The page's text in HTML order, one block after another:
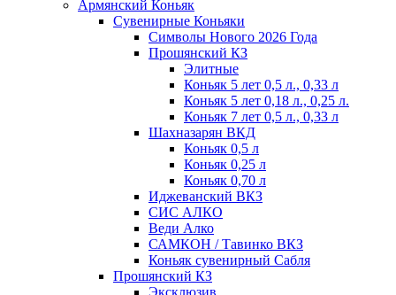
Армянский Коньяк
Сувенирные Коньяки
Символы Нового 2026 Года
Прошянский КЗ
Элитные
Коньяк 5 лет 0,5 л., 0,33 л
Коньяк 5 лет 0,18 л., 0,25 л.
Коньяк 7 лет 0,5 л., 0,33 л
Шахназарян ВКД
Коньяк 0,5 л
Коньяк 0,25 л
Коньяк 0,70 л
Иджеванский ВКЗ
СИС АЛКО
Веди Алко
САМКОН / Тавинко ВКЗ
Коньяк сувенирный Сабля
Прошянский КЗ
Эксклюзив